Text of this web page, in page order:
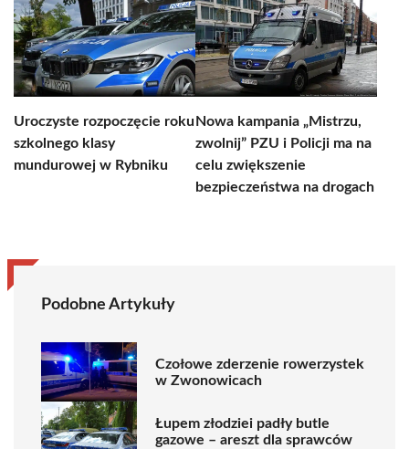
Uroczyste rozpoczęcie roku
szkolnego klasy
mundurowej w Rybniku
Nowa kampania „Mistrzu,
zwolnij” PZU i Policji ma na
celu zwiększenie
bezpieczeństwa na drogach
Podobne Artykuły
Czołowe zderzenie rowerzystek
w Zwonowicach
Łupem złodziei padły butle
gazowe – areszt dla sprawców